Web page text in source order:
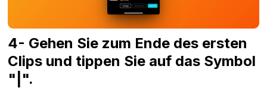
4- Gehen Sie zum Ende des ersten
Clips und tippen Sie auf das Symbol
"|".